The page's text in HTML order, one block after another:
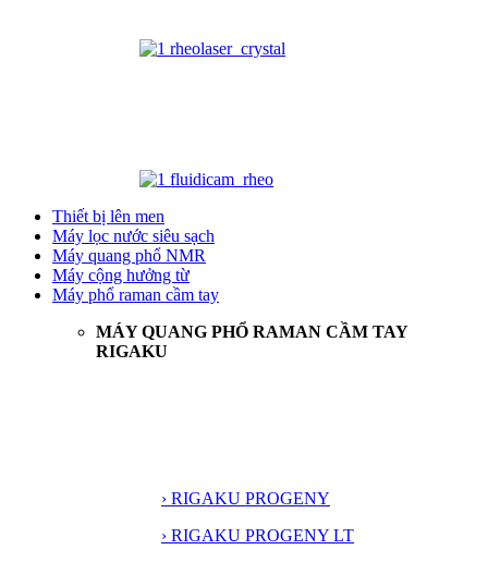
Thiết bị lên men
Máy lọc nước siêu sạch
Máy quang phổ NMR
Máy cộng hưởng từ
Máy phổ raman cầm tay
MÁY QUANG PHỔ RAMAN CẦM TAY
RIGAKU
› RIGAKU PROGENY
› RIGAKU PROGENY LT